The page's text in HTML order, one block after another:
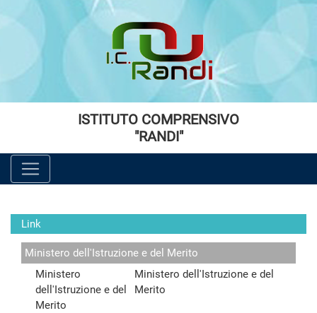
Vai al menù principale
Vai al menù secondario
ISTITUTO COMPRENSIVO
"RANDI"
Link
Ministero dell'Istruzione e del Merito
Ministero
dell'Istruzione e del
Merito
Ministero dell'Istruzione e del
Merito